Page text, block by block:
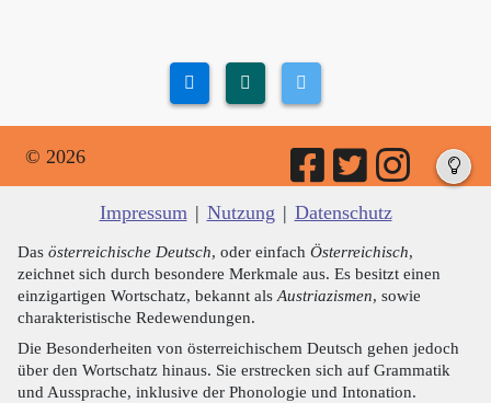
© 2026
Impressum | Nutzung | Datenschutz
Das österreichische Deutsch, oder einfach Österreichisch,
zeichnet sich durch besondere Merkmale aus. Es besitzt einen
einzigartigen Wortschatz, bekannt als Austriazismen, sowie
charakteristische Redewendungen.
Die Besonderheiten von österreichischem Deutsch gehen jedoch
über den Wortschatz hinaus. Sie erstrecken sich auf Grammatik
und Aussprache, inklusive der Phonologie und Intonation.